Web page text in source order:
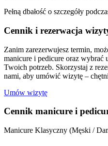
Pełną dbałość o szczegóły
Cennik i rezerwacja
Zanim zarezerwujesz termin,
manicure i pedicure oraz wybrać
Twoich potrzeb. Skorzystaj z
nami, aby umówić wizytę –
Umów wizytę
Cennik manicure i
Manicure Klasyczny (Męski /